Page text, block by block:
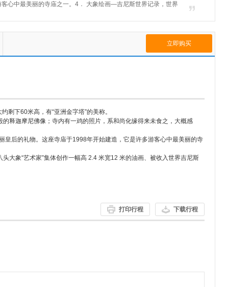
心中最美丽的寺庙之一。4． 大象绘画—吉尼斯世界记录，世界
。
立即购买
下60米高，有“亚洲金字塔”的美称。
释迦摩尼佛像；寺内有一鸡的照片，系和尚化缘得来未食之，大概感
后的礼物。这座寺庙于1998年开始建造，它是许多游客心中最美丽的寺
大象“艺术家”集体创作一幅高 2.4 米宽12 米的油画、被收入世界吉尼斯
打印行程 下载行程